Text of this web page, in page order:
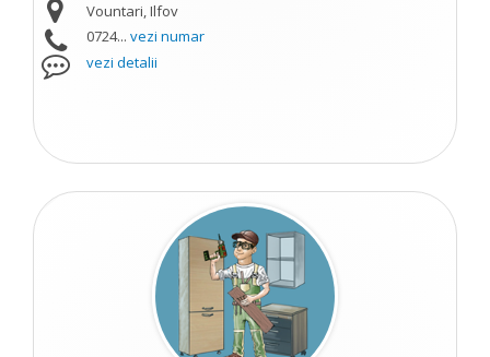
Vountari, Ilfov
0724... vezi numar
vezi detalii